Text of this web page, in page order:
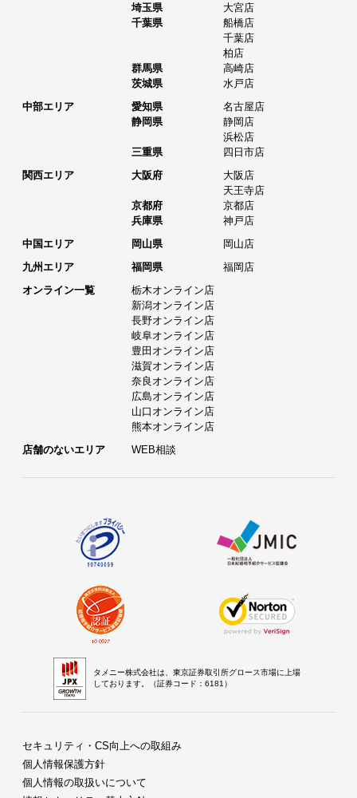
埼玉県
大宮店
千葉県
船橋店
千葉店
柏店
群馬県
高崎店
茨城県
水戸店
中部エリア
愛知県
名古屋店
静岡県
静岡店
浜松店
三重県
四日市店
関西エリア
大阪府
大阪店
天王寺店
京都府
京都店
兵庫県
神戸店
中国エリア
岡山県
岡山店
九州エリア
福岡県
福岡店
オンライン一覧
栃木オンライン店
新潟オンライン店
長野オンライン店
岐阜オンライン店
豊田オンライン店
滋賀オンライン店
奈良オンライン店
広島オンライン店
山口オンライン店
熊本オンライン店
店舗のないエリア
WEB相談
タメニー株式会社は、東京証券取引所グロース市場に上場
しております。（証券コード：6181）
セキュリティ・CS向上への取組み
個人情報保護方針
個人情報の取扱いについて